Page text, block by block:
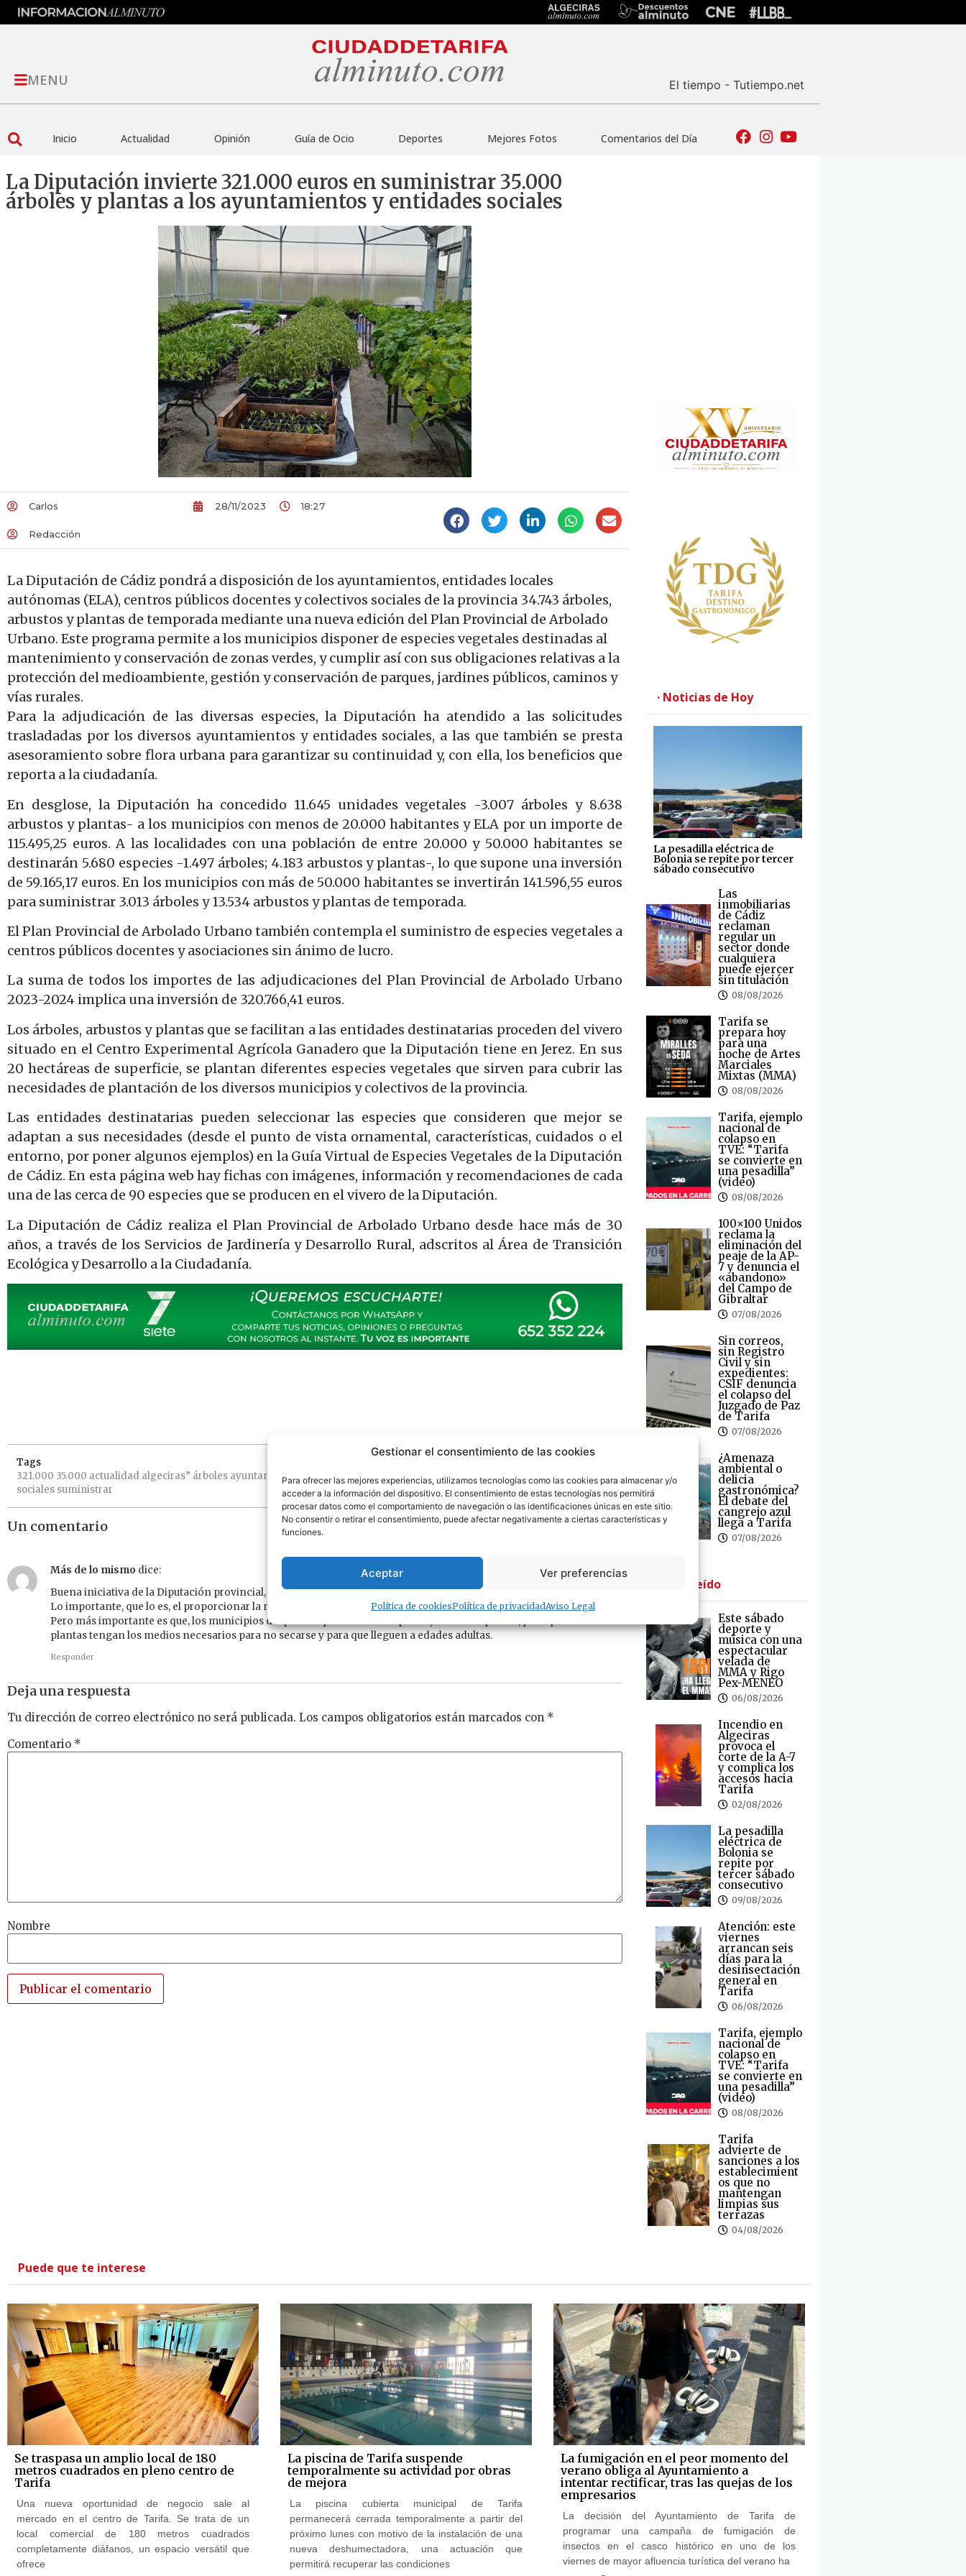
Gestionar el consentimiento de las cookies
Para ofrecer las mejores experiencias, utilizamos tecnologías como las cookies para almacenar y/o
acceder a la información del dispositivo. El consentimiento de estas tecnologías nos permitirá
procesar datos como el comportamiento de navegación o las identificaciones únicas en este sitio.
No consentir o retirar el consentimiento, puede afectar negativamente a ciertas características y
funciones.
Aceptar Ver preferencias
Política de cookiesPolítica de privacidadAviso Legal
MENU El tiempo - Tutiempo.net
Inicio Actualidad Opinión Guía de Ocio Deportes Mejores Fotos Comentarios del Día
La Diputación invierte 321.000 euros en suministrar 35.000
árboles y plantas a los ayuntamientos y entidades sociales
Carlos
Redacción
28/11/2023 18:27
La Diputación de Cádiz pondrá a disposición de los ayuntamientos, entidades locales
autónomas (ELA), centros públicos docentes y colectivos sociales de la provincia 34.743 árboles,
arbustos y plantas de temporada mediante una nueva edición del Plan Provincial de Arbolado
Urbano. Este programa permite a los municipios disponer de especies vegetales destinadas al
mantenimiento y conservación de zonas verdes, y cumplir así con sus obligaciones relativas a la
protección del medioambiente, gestión y conservación de parques, jardines públicos, caminos y
vías rurales.
Para la adjudicación de las diversas especies, la Diputación ha atendido a las solicitudes
trasladadas por los diversos ayuntamientos y entidades sociales, a las que también se presta
asesoramiento sobre flora urbana para garantizar su continuidad y, con ella, los beneficios que
reporta a la ciudadanía.
En desglose, la Diputación ha concedido 11.645 unidades vegetales -3.007 árboles y 8.638
arbustos y plantas- a los municipios con menos de 20.000 habitantes y ELA por un importe de
115.495,25 euros. A las localidades con una población de entre 20.000 y 50.000 habitantes se
destinarán 5.680 especies -1.497 árboles; 4.183 arbustos y plantas-, lo que supone una inversión
de 59.165,17 euros. En los municipios con más de 50.000 habitantes se invertirán 141.596,55 euros
para suministrar 3.013 árboles y 13.534 arbustos y plantas de temporada.
El Plan Provincial de Arbolado Urbano también contempla el suministro de especies vegetales a
centros públicos docentes y asociaciones sin ánimo de lucro.
La suma de todos los importes de las adjudicaciones del Plan Provincial de Arbolado Urbano
2023-2024 implica una inversión de 320.766,41 euros.
Los árboles, arbustos y plantas que se facilitan a las entidades destinatarias proceden del vivero
situado en el Centro Experimental Agrícola Ganadero que la Diputación tiene en Jerez. En sus
20 hectáreas de superficie, se plantan diferentes especies vegetales que sirven para cubrir las
necesidades de plantación de los diversos municipios y colectivos de la provincia.
Las entidades destinatarias pueden seleccionar las especies que consideren que mejor se
adaptan a sus necesidades (desde el punto de vista ornamental, características, cuidados o el
entorno, por poner algunos ejemplos) en la Guía Virtual de Especies Vegetales de la Diputación
de Cádiz. En esta página web hay fichas con imágenes, información y recomendaciones de cada
una de las cerca de 90 especies que se producen en el vivero de la Diputación.
La Diputación de Cádiz realiza el Plan Provincial de Arbolado Urbano desde hace más de 30
años, a través de los Servicios de Jardinería y Desarrollo Rural, adscritos al Área de Transición
Ecológica y Desarrollo a la Ciudadanía.
Tags
321.000 35.000 actualidad algeciras” árboles ayuntamientos destacados diputación entidadeseuros inferior invierte plantas
sociales suministrar
Un comentario
Más de lo mismo dice: 29 de noviembre de 2023 a las 07:45
Buena iniciativa de la Diputación provincial, en beneficio del medio ambiente y en el desarrollo de los municipios.
Lo importante, que lo es, el proporcionar la materia principal para esta iniciativa a aquellos que lo soliciten.
Pero más importante es que, los municipios después de plantar sean capaces y estén adaptados, para que estas
plantas tengan los medios necesarios para no secarse y para que lleguen a edades adultas.
Responder
Deja una respuesta
Tu dirección de correo electrónico no será publicada. Los campos obligatorios están marcados con *
Comentario *
Nombre
· Noticias de Hoy
La pesadilla eléctrica de
Bolonia se repite por tercer
sábado consecutivo
Las
inmobiliarias
de Cádiz
reclaman
regular un
sector donde
cualquiera
puede ejercer
sin titulación
08/08/2026
Tarifa se
prepara hoy
para una
noche de Artes
Marciales
Mixtas (MMA)
08/08/2026
Tarifa, ejemplo
nacional de
colapso en
TVE: “Tarifa
se convierte en
una pesadilla”
(video)
08/08/2026
100×100 Unidos
reclama la
eliminación del
peaje de la AP-
7 y denuncia el
«abandono»
del Campo de
Gibraltar
07/08/2026
Sin correos,
sin Registro
Civil y sin
expedientes:
CSIF denuncia
el colapso del
Juzgado de Paz
de Tarifa
07/08/2026
¿Amenaza
ambiental o
delicia
gastronómica?
El debate del
cangrejo azul
llega a Tarifa
07/08/2026
· Lo + Leído
Este sábado
deporte y
música con una
espectacular
velada de
MMA y Rigo
Pex-MENEO
06/08/2026
Incendio en
Algeciras
provoca el
corte de la A-7
y complica los
accesos hacia
Tarifa
02/08/2026
La pesadilla
eléctrica de
Bolonia se
repite por
tercer sábado
consecutivo
09/08/2026
Atención: este
viernes
arrancan seis
días para la
desinsectación
general en
Tarifa
06/08/2026
Tarifa, ejemplo
nacional de
colapso en
TVE: “Tarifa
se convierte en
una pesadilla”
(video)
08/08/2026
Tarifa
advierte de
sanciones a los
establecimient
os que no
mantengan
limpias sus
terrazas
04/08/2026
Puede que te interese
Se traspasa un amplio local de 180
metros cuadrados en pleno centro de
Tarifa
Una nueva oportunidad de negocio sale al
mercado en el centro de Tarifa. Se trata de un
local comercial de 180 metros cuadrados
completamente diáfanos, un espacio versátil que
ofrece
La piscina de Tarifa suspende
temporalmente su actividad por obras
de mejora
La piscina cubierta municipal de Tarifa
permanecerá cerrada temporalmente a partir del
próximo lunes con motivo de la instalación de una
nueva deshumectadora, una actuación que
permitirá recuperar las condiciones
La fumigación en el peor momento del
verano obliga al Ayuntamiento a
intentar rectificar, tras las quejas de los
empresarios
La decisión del Ayuntamiento de Tarifa de
programar una campaña de fumigación de
insectos en el casco histórico en uno de los
viernes de mayor afluencia turística del verano ha